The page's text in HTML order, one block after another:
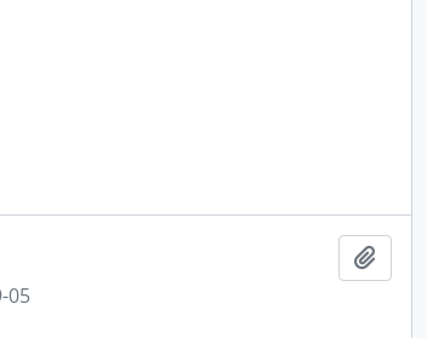
05